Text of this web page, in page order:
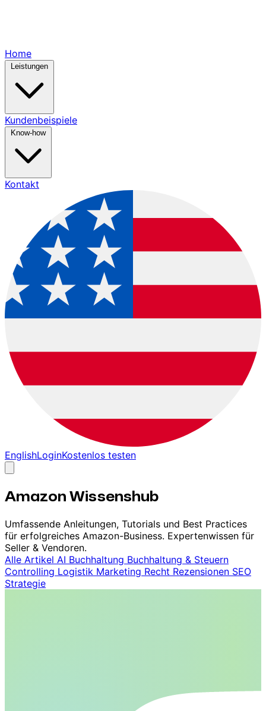
Home
Kundenbeispiele
Know-how
Kontakt
EnglishLoginKostenlos testen
Amazon Wissenshub
Umfassende Anleitungen, Tutorials und Best Practices
für erfolgreiches Amazon-Business. Expertenwissen für
Seller & Vendoren.
Alle Artikel AI Buchhaltung Buchhaltung & Steuern
Controlling Logistik Marketing Recht Rezensionen SEO
Strategie